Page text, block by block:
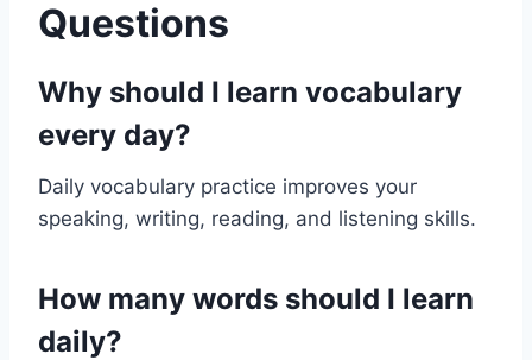
Questions
Why should I learn vocabulary
every day?
Daily vocabulary practice improves your
speaking, writing, reading, and listening skills.
How many words should I learn
daily?